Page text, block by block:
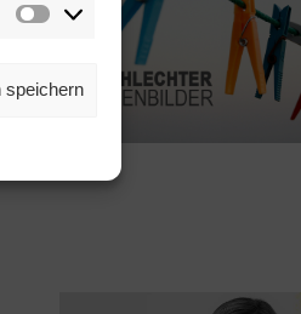
Marketing
speichern